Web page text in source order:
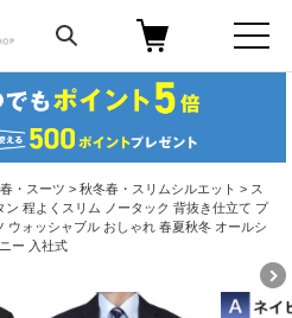
・スーツ >秋冬春・スリムシルエット > ス
程よくスリム ノータック 背抜き仕立て プ
ウォッシャブル おしゃれ 春夏秋冬 オールシ
ー 入社式